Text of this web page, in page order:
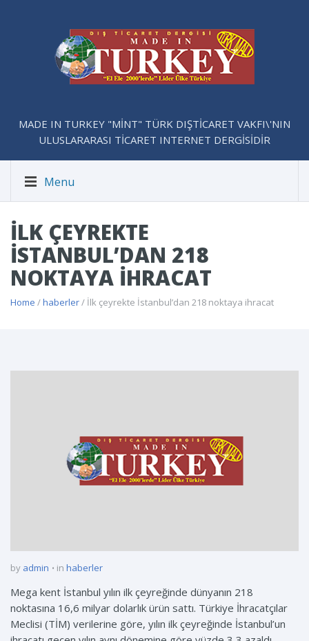
MADE IN TURKEY "MİNT" TÜRK DIŞTİCARET VAKFI\'NIN
ULUSLARARASI TİCARET INTERNET DERGİSİDİR
Menu
İLK ÇEYREKTE
İSTANBUL’DAN 218
NOKTAYA IHRACAT
Home /haberler/ İlk çeyrekte İstanbul’dan 218 noktaya ihracat
by admin in haberler
Mega kent İstanbul yılın ilk çeyreğinde dünyanın 218
noktasına 16,6 milyar dolarlık ürün sattı. Türkiye İhracatçılar
Meclisi (TİM) verilerine göre, yılın ilk çeyreğinde İstanbul’un